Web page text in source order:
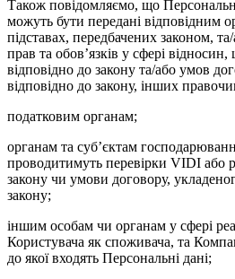
Також повідомляємо, що
можуть бути передані відповідним
підставах, передбачених законом, та/
прав та обов’язків у сфері
відповідно до закону та/або умов
відповідно до закону, інших
податковим органам;
органам та суб’єктам
проводитимуть перевірки VIDI або
закону чи умови договору,
закону;
іншим особам чи органам у сфері
Користувача як споживача, та
до якої входять Персональні дані;